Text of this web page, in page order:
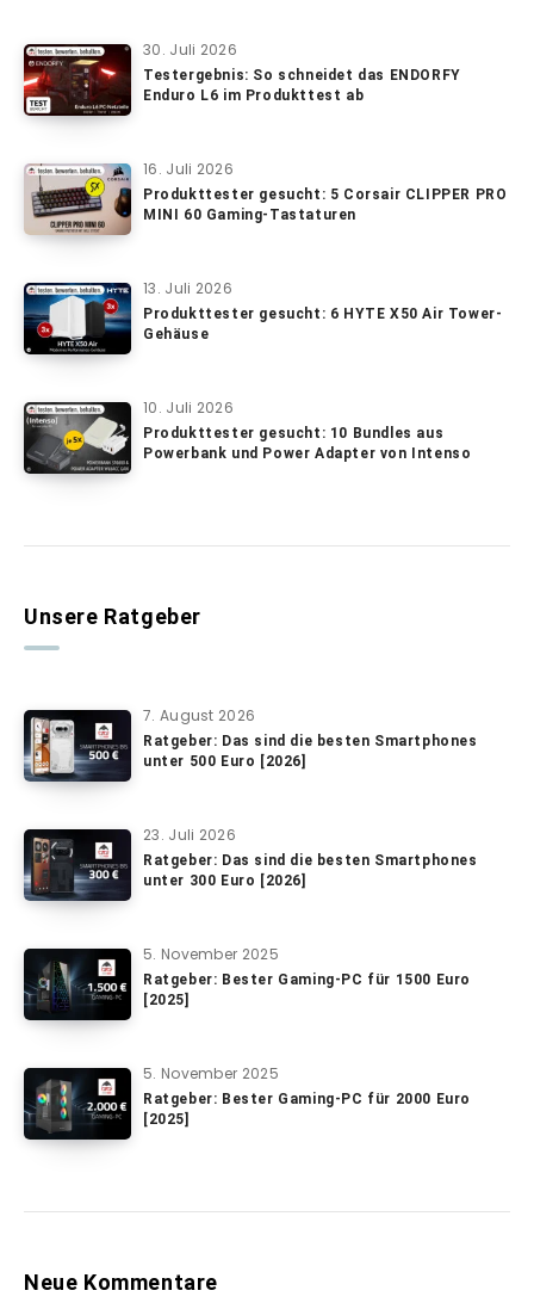
30. Juli 2026
Testergebnis: So schneidet das ENDORFY
Enduro L6 im Produkttest ab
16. Juli 2026
Produkttester gesucht: 5 Corsair CLIPPER PRO
MINI 60 Gaming-Tastaturen
13. Juli 2026
Produkttester gesucht: 6 HYTE X50 Air Tower-
Gehäuse
10. Juli 2026
Produkttester gesucht: 10 Bundles aus
Powerbank und Power Adapter von Intenso
Unsere Ratgeber
7. August 2026
Ratgeber: Das sind die besten Smartphones
unter 500 Euro [2026]
23. Juli 2026
Ratgeber: Das sind die besten Smartphones
unter 300 Euro [2026]
5. November 2025
Ratgeber: Bester Gaming-PC für 1500 Euro
[2025]
5. November 2025
Ratgeber: Bester Gaming-PC für 2000 Euro
[2025]
Neue Kommentare